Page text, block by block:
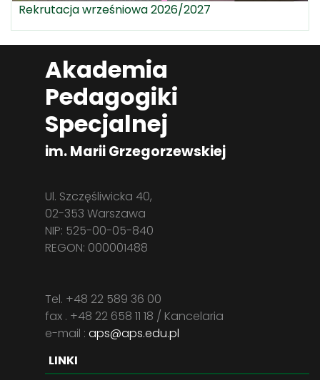
Rekrutacja wrześniowa 2026/2027
Akademia
Pedagogiki
Specjalnej
im. Marii Grzegorzewskiej
Ul. Szczęśliwicka 40,
02-353 Warszawa
NIP: 525-00-05-840
REGON: 000001488
Tel. +48 22 589 36 00
fax . +48 22 658 11 18 / Kancelaria
e-mail : aps@aps.edu.pl
LINKI